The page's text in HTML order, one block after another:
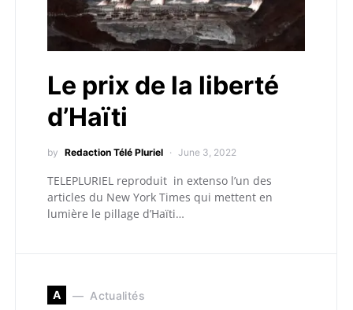
Le prix de la liberté
d’Haïti
by Redaction Télé Pluriel June 3, 2022
TELEPLURIEL reproduit in extenso l’un des
articles du New York Times qui mettent en
lumière le pillage d’Haïti…
A Actualités